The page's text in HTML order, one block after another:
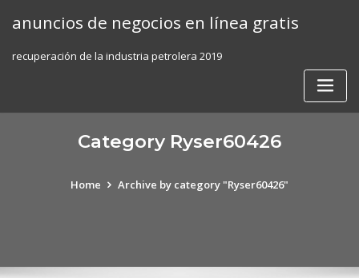
anuncios de negocios en línea gratis
recuperación de la industria petrolera 2019
Category Ryser60426
Home Archive by category "Ryser60426"